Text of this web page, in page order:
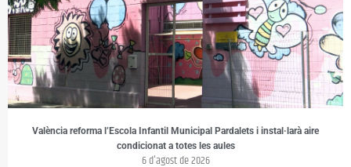
València reforma l’Escola Infantil Municipal Pardalets i instal·larà aire
condicionat a totes les aules
6 d'agost de 2026